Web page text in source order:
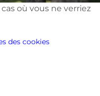
où vous ne verriez
des cookies